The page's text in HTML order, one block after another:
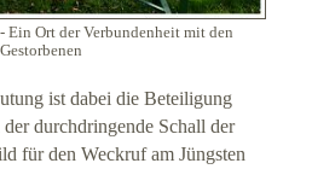
Ein Ort der Verbundenheit mit den
Gestorbenen
ist dabei die Beteiligung
durchdringende Schall der
für den Weckruf am Jüngsten